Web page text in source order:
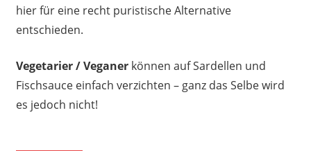
hier für eine recht puristische Alternative
entschieden.
Vegetarier / Veganer können auf Sardellen und
Fischsauce einfach verzichten – ganz das Selbe wird
es jedoch nicht!